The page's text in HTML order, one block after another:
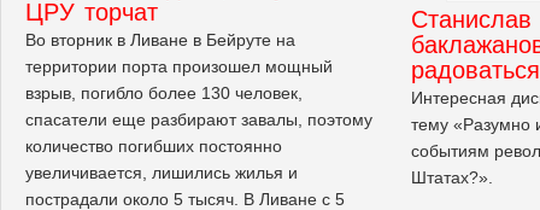
ЦРУ торчат
Во вторник в Ливане в Бейруте на
территории порта произошел мощный
взрыв, погибло более 130 человек,
спасатели еще разбирают завалы, поэтому
количество погибших постоянно
увеличивается, лишились жилья и
пострадали около 5 тысяч. В Ливане с 5
Интересная
тему «Разумно
событиям
Штатах?».